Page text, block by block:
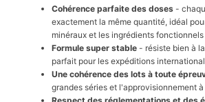
Cohérence parfaite des doses -
exactement la même quantité, idéal
minéraux et les ingrédients fonctionnels
Formule super stable - résiste bien à
parfait pour les expéditions
Une cohérence des lots à toute
grandes séries et l'approvisionnement